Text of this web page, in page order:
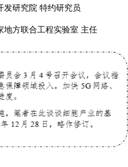
发研究院 特约研究员
地方联合工程实验室 主任